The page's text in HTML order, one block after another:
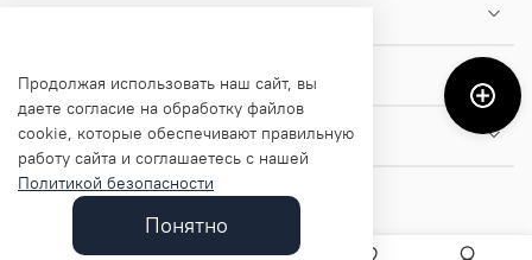
Помощь и информация
О магазине
Продолжая использовать наш сайт, вы
даете согласие на обработку файлов
cookie, которые обеспечивают правильную
работу сайта и соглашаетесь с нашей
Политикой безопасности
Понятно